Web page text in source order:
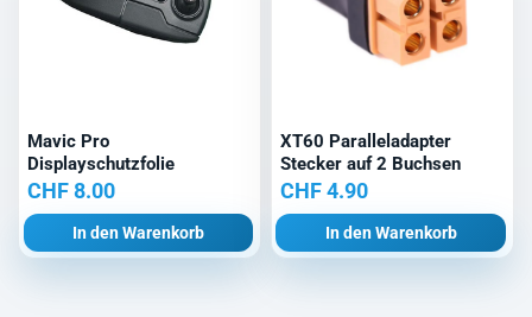
Mavic Pro
Displayschutzfolie
CHF8.00
In den Warenkorb
XT60 Paralleladapter
Stecker auf 2 Buchsen
CHF4.90
In den Warenkorb